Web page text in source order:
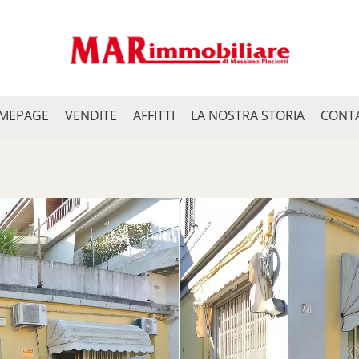
VENDITE AFFITTI LA NOSTRA STORIA